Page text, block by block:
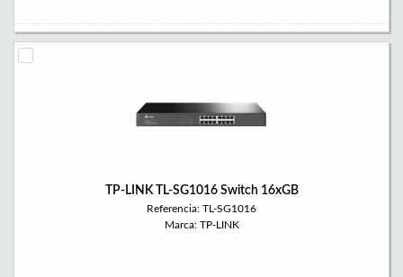
TP-LINK TL-SG1016 Switch 16xGB
Referencia: TL-SG1016
Marca: TP-LINK